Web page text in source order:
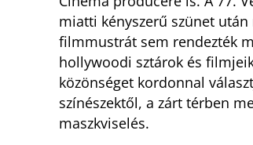
miatti kényszerű szünet
filmmustrát sem rendezték
hollywoodi sztárok és
közönséget kordonnal
színészektől, a zárt térben
maszkviselés.